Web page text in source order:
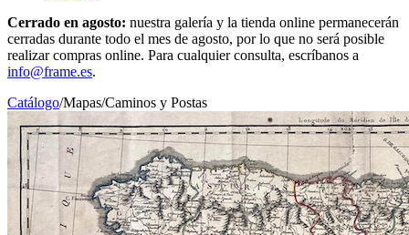
Cerrado en agosto: nuestra galería y la tienda online permanecerán
cerradas durante todo el mes de agosto, por lo que no será posible
realizar compras online. Para cualquier consulta, escríbanos a
info@frame.es.
Catálogo/Mapas/Caminos y Postas